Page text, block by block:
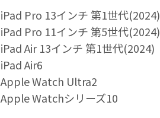
iPad Pro 13インチ 第1世代(2024)
iPad Pro 11インチ 第5世代(2024)
iPad Air 13インチ 第1世代(2024)
iPad Air6
Apple Watch Ultra2
Apple Watchシリーズ10